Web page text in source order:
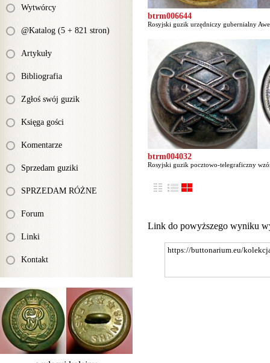
Wytwórcy
@Katalog (5 + 821 stron)
Artykuły
Bibliografia
Zgłoś swój guzik
Księga gości
Komentarze
Sprzedam guziki
SPRZEDAM RÓŻNE
Forum
Linki
Kontakt
btrm006644
Rosyjski guzik urzędniczy gubernialny
btrm004032
Rosyjski guzik pocztowo-telegraficzny
Link do powyższego wyniku